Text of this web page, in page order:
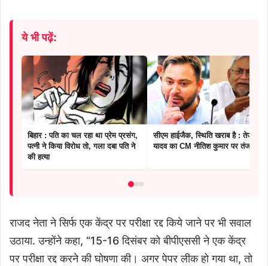
ये भी पढ़ें:
बिहार : पति का चल रहा था प्रेम प्रसंग,
पत्नी ने किया विरोध तो, गला दबा पति ने
की हत्या
सीएम हाईजैक, स्थिति खराब है : तेजस्वी
यादव का CM नीतिश कुमार पर तंज
राजद नेता ने सिर्फ एक केंद्र पर परीक्षा रद्द किये जाने पर भी सवाल
उठाया. उन्होंने कहा, “15-16 दिसंबर को बीपीएससी ने एक केंद्र
पर परीक्षा रद्द करने की घोषणा की। अगर पेपर लीक हो गया था, तो